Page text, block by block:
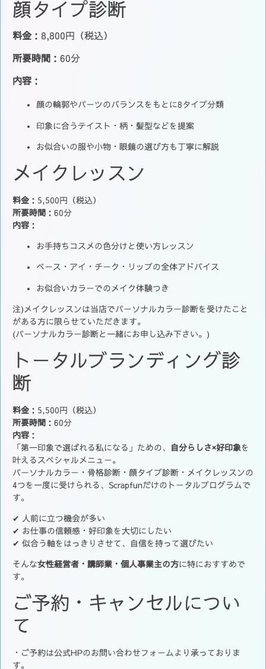
顔タイプ診断
料金：8,800円（税込）
所要時間 ：60分
内容 ：
顔の輪郭やパーツのバランスをもとに8タイプ分類
印象に合うテイスト・柄・髪型などを提案
お似合いの服や小物・眼鏡の選び方も丁寧に解説
メイクレッスン
料金：5,500円（税込）
所要時間 ：60分
内容 ：
お手持ちコスメの色分けと使い方レッスン
ベース・アイ・チーク・リップの全体アドバイス
お似合いカラーでのメイク体験つき
注)メイクレッスンは当店でパーソナルカラー診断を受けたこと
がある方に限らせていただきます。
(パーソナルカラー診断と一緒にお申し込み下さい。)
トータルブランディング診
断
料金：5,500円（税込）
所要時間 ：60分
内容 ：
「第一印象で選ばれる私になる」ための、
自分らしさ×好印象を
叶えるスペシャルメニュー。
パーソナルカラー・骨格診断・顔タイプ診断・メイクレッスンの
4つを一度に受けられる、Scrapfunだけのトータルプログラムで
す。
✔ 人前に立つ機会が多い
✔ お仕事の信頼感・好印象を大切にしたい
✔ 似合う軸をはっきりさせて、自信を持って選びたい
そんな女性経営者・講師業・個人事業主の方に特におすすめで
す。
ご予約・キャンセルについ
て
・ご予約は公式HPのお問い合わせフォームより承っておりま
す。